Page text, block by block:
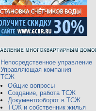
Непосредственное управление
Управляющая компания
ТСЖ
Общие вопросы
Создание, работа ТСЖ
Документооборот в ТСЖ
ТСЖ и собственник жилья